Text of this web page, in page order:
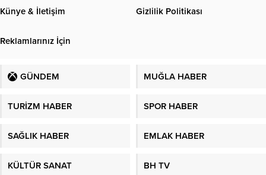
Künye & İletişim Gizlilik Politikası
Reklamlarınız İçin
GÜNDEM MUĞLA HABER
TURİZM HABER SPOR HABER
SAĞLIK HABER EMLAK HABER
KÜLTÜR SANAT BH TV